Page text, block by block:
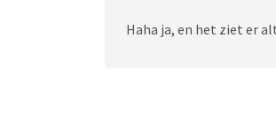
Haha ja, en het ziet er